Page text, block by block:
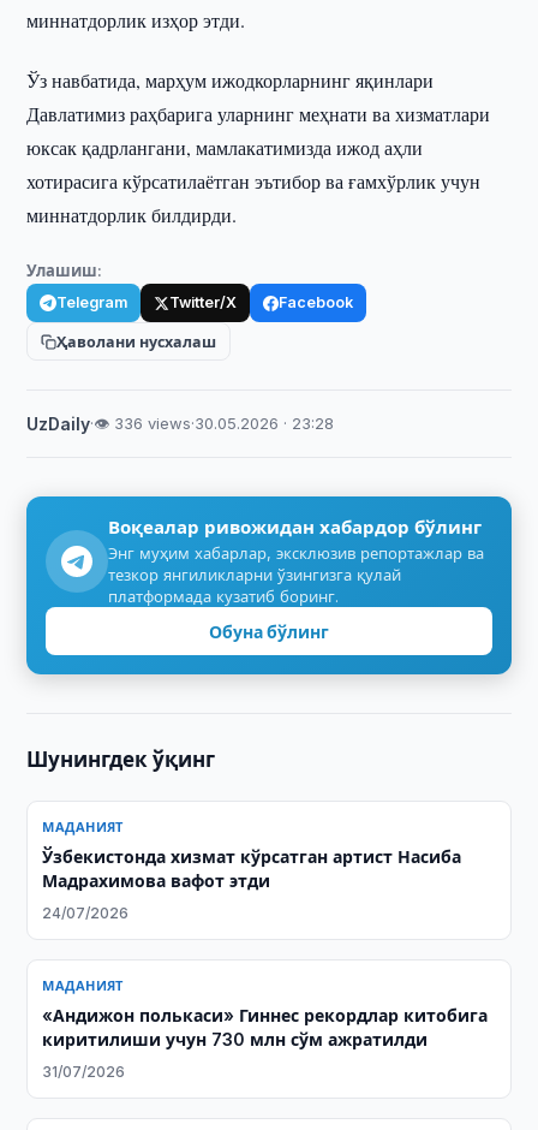
миннатдорлик изҳор этди.
Ўз навбатида, марҳум ижодкорларнинг яқинлари
Давлатимиз раҳбарига уларнинг меҳнати ва хизматлари
юксак қадрлангани, мамлакатимизда ижод аҳли
хотирасига кўрсатилаётган эътибор ва ғамхўрлик учун
миннатдорлик билдирди.
Улашиш:
Telegram Twitter/X Facebook
Ҳаволани нусхалаш
UzDaily·👁 336 views·30.05.2026 · 23:28
Воқеалар ривожидан хабардор бўлинг
Энг муҳим хабарлар, эксклюзив репортажлар ва
тезкор янгиликларни ўзингизга қулай
платформада кузатиб боринг.
Обуна бўлинг
Шунингдек ўқинг
МАДАНИЯТ
Ўзбекистонда хизмат кўрсатган артист Насиба
Мадрахимова вафот этди
24/07/2026
МАДАНИЯТ
«Андижон полькаси» Гиннес рекордлар китобига
киритилиши учун 730 млн сўм ажратилди
31/07/2026